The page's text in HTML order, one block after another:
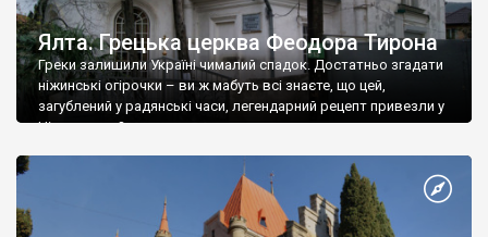
Ялта. Грецька церква Феодора Тирона
Греки залишили Україні чималий спадок. Достатньо згадати
ніжинські огірочки – ви ж мабуть всі знаєте, що цей,
загублений у радянські часи, легендарний рецепт привезли у
Ніжин греки?